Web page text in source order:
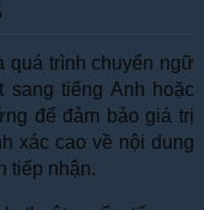
quá trình chuyển ngữ
tiếng Anh hoặc
để đảm bảo giá trị
xác cao về nội dung
tiếp nhận.